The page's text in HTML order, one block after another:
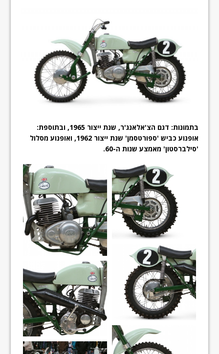
בתמונות: דגם הצ'אלאנג'ר, שנת ייצור 1965, ובתוספת:
אופנוע כביש 'ספורטסמן' שנת ייצור 1962, ואופנוע מסלול
'סילברסטון' מאמצע שנות ה-60.